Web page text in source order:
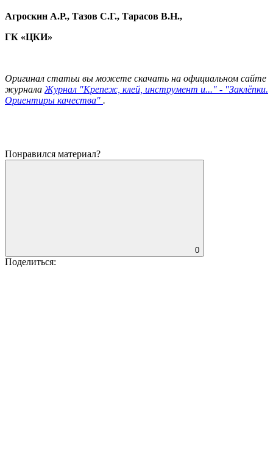
Агроскин А.Р., Тазов С.Г., Тарасов В.Н.,
ГК «ЦКИ»
Оригинал статьи вы можете скачать на официальном сайте
журнала Журнал "Крепеж, клей, инструмент и..." - "Заклёпки.
Ориентиры качества" .
Понравился материал?
0
Поделиться: